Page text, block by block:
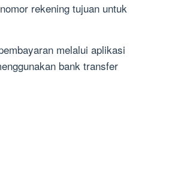
rekening tujuan untuk
melalui aplikasi
bank transfer